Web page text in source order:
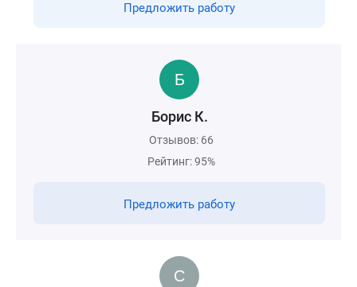
Предложить работу
Борис К.
Отзывов: 66
Рейтинг: 95%
Предложить работу